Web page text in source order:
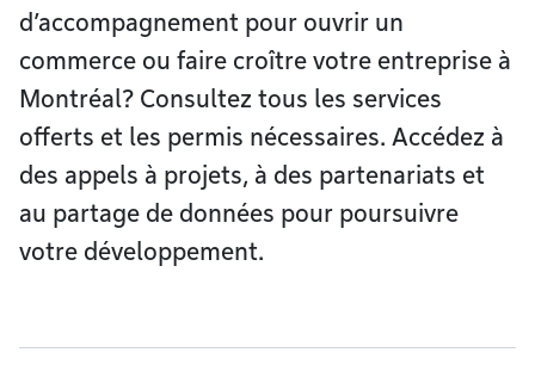
d’accompagnement pour ouvrir un
commerce ou faire croître votre entreprise à
Montréal? Consultez tous les services
offerts et les permis nécessaires. Accédez à
des appels à projets, à des partenariats et
au partage de données pour poursuivre
votre développement.